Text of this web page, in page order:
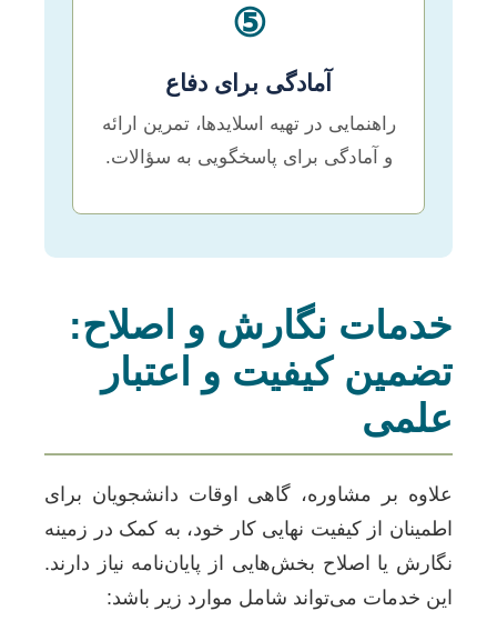
⑤
آمادگی برای دفاع
راهنمایی در تهیه اسلایدها، تمرین ارائه
و آمادگی برای پاسخگویی به سؤالات.
خدمات نگارش و اصلاح:
تضمین کیفیت و اعتبار
علمی
علاوه بر مشاوره، گاهی اوقات دانشجویان برای
اطمینان از کیفیت نهایی کار خود، به کمک در زمینه
نگارش یا اصلاح بخش‌هایی از پایان‌نامه نیاز دارند.
این خدمات می‌تواند شامل موارد زیر باشد: